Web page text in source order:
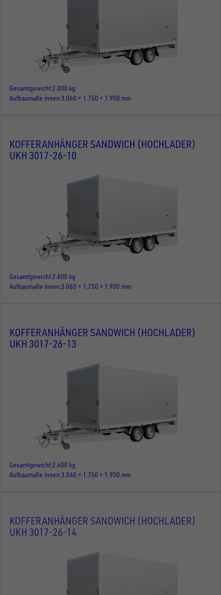
Gesamtgewicht 2.000 kg
Aufbaumaße innen 3.060 × 1.750 × 1.900 mm
KOFFERANHÄNGER SANDWICH (HOCHLADER)
UKH 3017-26-10
Gesamtgewicht 2.600 kg
Aufbaumaße innen 3.060 × 1.750 × 1.900 mm
KOFFERANHÄNGER SANDWICH (HOCHLADER)
UKH 3017-26-13
Gesamtgewicht2.600 kg
Aufbaumaße innen 3.060 × 1.750 × 1.900 mm
KOFFERANHÄNGER SANDWICH (HOCHLADER)
UKH 3017-26-14